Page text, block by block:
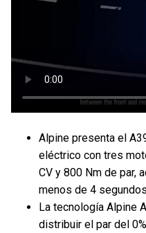
Alpine presenta el
eléctrico con tres
CV y 800 Nm de par,
menos de 4
La tecnología Alpine
distribuir el par del